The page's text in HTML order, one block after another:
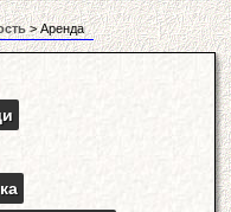
> Аренда